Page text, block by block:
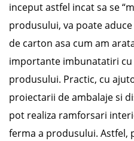
inceput astfel incat sa se
produsului, va poate
de carton asa cum am
importante imbunatatiri
produsului. Practic, cu
proiectarii de ambalaje si
pot realiza ramforsari
ferma a produsului. Astfel,